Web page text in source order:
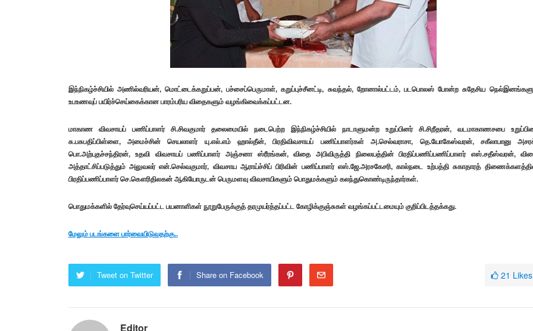
இந்நிகழ்ச்சியில் அணில்வரியன், மொட்டைக்கறுப்பன், பச்சைப்பெருமாள், கறுப்புச்சீனட்டி, சுவந்தல், றோனால்பட்டம், படபொலஸ் போன்ற சுதேசிய
உபஉணவுப் பயிர்ச்செய்கைக்கான பாரம்பரிய விதைகளும் வழங்கிவைக்கப்பட்டன.
மாகாண விவசாயப் பணிப்பாளர் சி.சிவகுமார் தலைமையில் நடைபெற்ற இந்நிகழ்ச்சியில் நாடாளுமன்ற உறுப்பினர் சி.சிறீதரன், வடமாகாணசபை
சு.பசுபதிப்பிள்ளை, அமைச்சின் செயலாளர் யு.எல்.எம் ஹால்தீன், பிரதிவிவசாயப் பணிப்பாளர்கள் அ.செல்வராசா, தெ.யோகேஸ்வரன், சகீலாபானு
பொ.அற்புதச்சந்திரன், உதவி விவசாயப் பணிப்பாளர் அஞ்சனா ஸ்ரீரங்கன், விதை அபிவிருத்தி நிலையத்தின் பிரதிப்பணிப்பணிப்பாளர் எஸ்.சதீஸ்வரன்,
அத்தாட்சிப்படுத்தும் அலுவலர் என்.செல்வகுமார், விவசாய ஆராய்ச்சிப் பிரிவின் பணிப்பாளர் எஸ்.ஜே.அரசகேசரி, கால்நடை உற்பத்தி சுகாதாரத்
பிரதிப்பணிப்பாளர் செ.கௌரிதிலகன் ஆகியோருடன் பெருமளவு விவசாயிகளும் பொதுமக்களும் கலந்துகொண்டிருந்தார்கள்.
பொதுமக்களில் தேர்வுசெய்யப்பட்ட பயனாளிகள் நூறுபேருக்குத் தரமுயர்த்தப்பட்ட கோழிக்குஞ்சுகள் வழங்கப்பட்டமையும் குறிப்பிடத்தக்கது.
மேலும் படங்களை பார்வையிடுவதற்கு..
Tweet on Twitter Share on Facebook 21 Likes
Editor